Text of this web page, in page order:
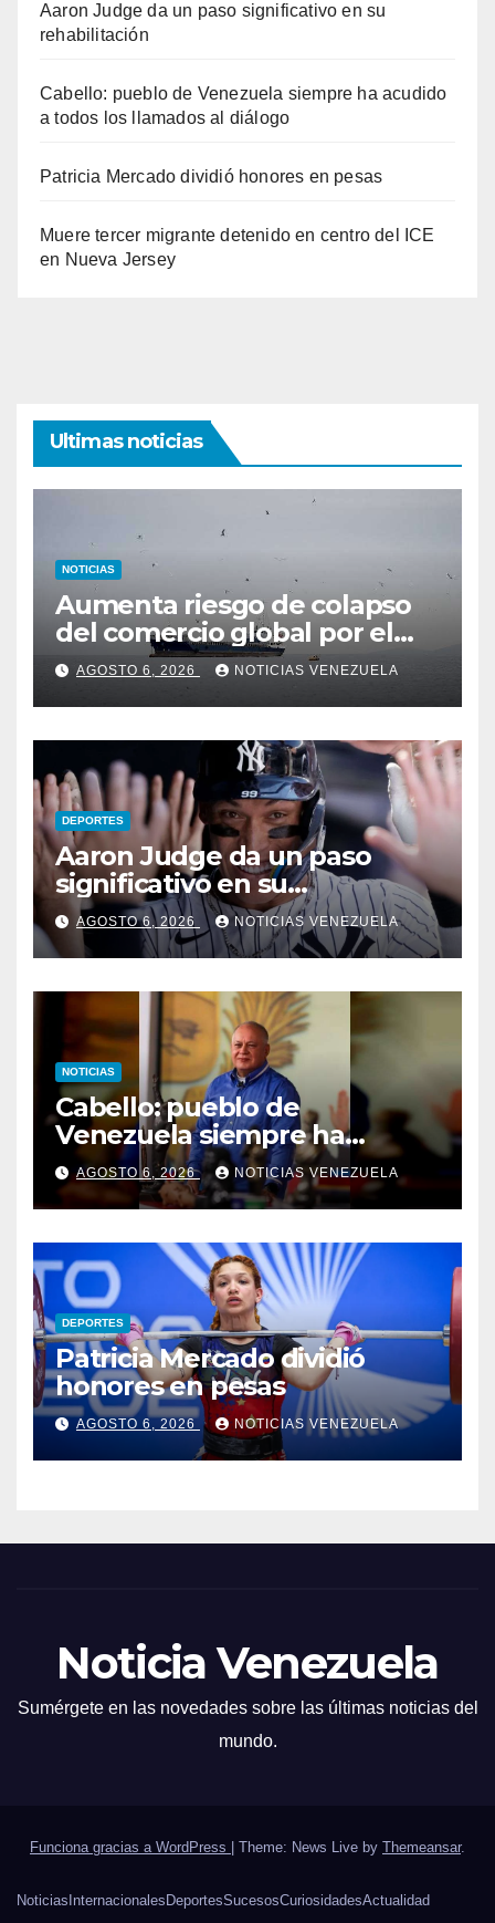
Aaron Judge da un paso significativo en su
rehabilitación
Cabello: pueblo de Venezuela siempre ha acudido
a todos los llamados al diálogo
Patricia Mercado dividió honores en pesas
Muere tercer migrante detenido en centro del ICE
en Nueva Jersey
Ultimas noticias
NOTICIAS
Aumenta riesgo de colapso
del comercio global por el
cierre del estrecho de Ormuz
AGOSTO 6, 2026 NOTICIAS VENEZUELA
DEPORTES
Aaron Judge da un paso
significativo en su
rehabilitación
AGOSTO 6, 2026 NOTICIAS VENEZUELA
NOTICIAS
Cabello: pueblo de
Venezuela siempre ha
acudido a todos los llamados
al diálogo
AGOSTO 6, 2026 NOTICIAS VENEZUELA
DEPORTES
Patricia Mercado dividió
honores en pesas
AGOSTO 6, 2026 NOTICIAS VENEZUELA
Noticia Venezuela
Sumérgete en las novedades sobre las últimas noticias del
mundo.
Funciona gracias a WordPress Theme: News Live by Themeansar.
Noticias Internacionales DeportesSucesosCuriosidadesActualidad